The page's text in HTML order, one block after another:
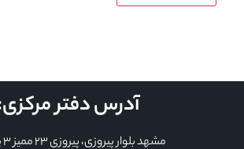
آدرس دفتر
مشهد بلوار پیروزی، پیروزی 23 ممیز 3 پلاک 81